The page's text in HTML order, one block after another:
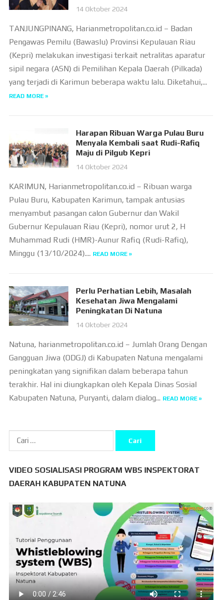
14 Oktober 2024
TANJUNGPINANG, Harianmetropolitan.co.id – Badan
Pengawas Pemilu (Bawaslu) Provinsi Kepulauan Riau
(Kepri) melakukan investigasi terkait netralitas aparatur
sipil negara (ASN) di Pemilihan Kepala Daerah (Pilkada)
yang terjadi di Karimun beberapa waktu lalu. Diketahui,...
READ MORE »
Harapan Ribuan Warga Pulau Buru
Menyala Kembali saat Rudi-Rafiq
Maju di Pilgub Kepri
14 Oktober 2024
KARIMUN, Harianmetropolitan.co.id – Ribuan warga
Pulau Buru, Kabupaten Karimun, tampak antusias
menyambut pasangan calon Gubernur dan Wakil
Gubernur Kepulauan Riau (Kepri), nomor urut 2, H
Muhammad Rudi (HMR)-Aunur Rafiq (Rudi-Rafiq),
Minggu (13/10/2024).... READ MORE »
Perlu Perhatian Lebih, Masalah
Kesehatan Jiwa Mengalami
Peningkatan Di Natuna
14 Oktober 2024
Natuna, harianmetropolitan.co.id – Jumlah Orang Dengan
Gangguan Jiwa (ODGJ) di Kabupaten Natuna mengalami
peningkatan yang signifikan dalam beberapa tahun
terakhir. Hal ini diungkapkan oleh Kepala Dinas Sosial
Kabupaten Natuna, Puryanti, dalam dialog... READ MORE »
Cari
untuk:
VIDEO SOSIALISASI PROGRAM WBS INSPEKTORAT
DAERAH KABUPATEN NATUNA